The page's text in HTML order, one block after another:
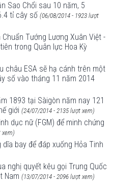
Sao Chổi sau 10 năm, 5
tỉ cây số (06/08/2014 - 1923 lượt
Tướng Lương Xuân Việt -
trong Quân lực Hoa Kỳ
châu ESA sẽ hạ cánh trên một
số vào tháng 11 năm 2014
1893 tại Sàigòn năm nay 121
giới (24/07/2014 - 2135 lượt xem)
dục nữ (FGM) để minh chứng
xem)
bay để đáp xuống Hỏa Tinh
nghị quyết kêu gọi Trung Quốc
Nam (13/07/2014 - 2096 lượt xem)